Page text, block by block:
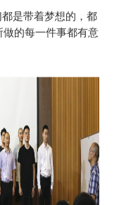
是带着梦想的，都
的每一件事都有意